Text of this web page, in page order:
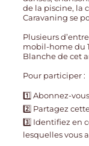
de la piscine, la
Caravaning se
Plusieurs
mobil-home du
Blanche de cet
Pour participer :
1️⃣ Abonnez-
2️⃣ Partagez
3️⃣ Identifiez en
lesquelles vous